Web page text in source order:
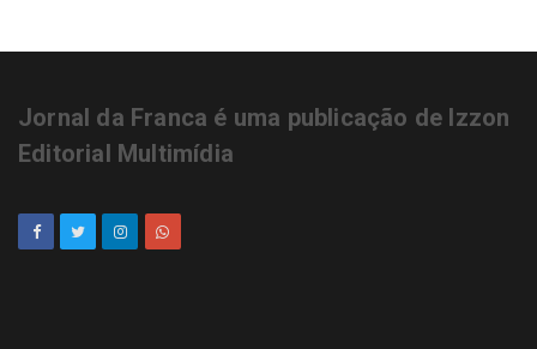
Jornal da Franca é uma publicação de Izzon
Editorial Multimídia